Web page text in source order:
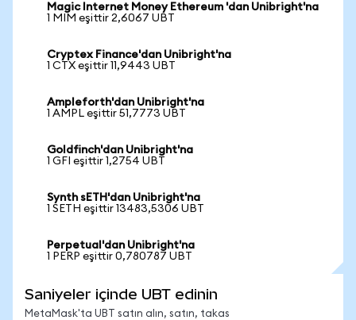
Magic Internet Money Ethereum 'dan Unibright'na
1 MIM eşittir 2,6067 UBT
Cryptex Finance'dan Unibright'na
1 CTX eşittir 11,9443 UBT
Ampleforth'dan Unibright'na
1 AMPL eşittir 51,7773 UBT
Goldfinch'dan Unibright'na
1 GFI eşittir 1,2754 UBT
Synth sETH'dan Unibright'na
1 SETH eşittir 13483,5306 UBT
Perpetual'dan Unibright'na
1 PERP eşittir 0,780787 UBT
Saniyeler içinde UBT edinin
MetaMask'ta UBT satın alın, satın, takas